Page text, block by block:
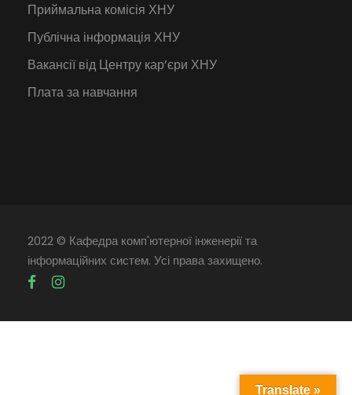
Приймальна комісія ХНУ
Публічна інформація ХНУ
Вакансії від Центру кар’єри ХНУ
Плата за навчання
2022 © Кафедра комп'ютерної інженерії та
інформаційних систем. Усі права захищено.
Translate »